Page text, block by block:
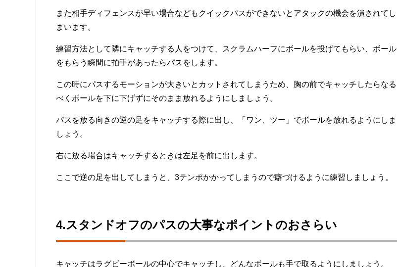
また相手ディフェンスが早い場合などもクイックパスができないとアタックの機会を潰されてし
まいます。
練習方法として隣にキャッチする人をつけて、スクラムハーフにボールを投げてもらい、ボール
をもらう瞬間に拍手があったらパスをします。
この時にパスするモーションが大きいとカットされてしまうため、胸の前でキャッチしたらなる
べくボールを下に下げずにそのまま放れるようにしましょう。
パスを放る向きの逆の足をキャッチする際に出し、「ワン、ツー」でボールを放れるようにしま
しょう。
右に放る場合はキャッチするときは左足を前に出します。
ここで逆の足を出してしまうと、3テンポかかってしまうので癖づけるように練習しましょう。
4.スタンドオフのパスの大事なポイントのおさらい
キャッチはラグビーボールの中心でキャッチし、どんなボールも手で取るようにしましょう。